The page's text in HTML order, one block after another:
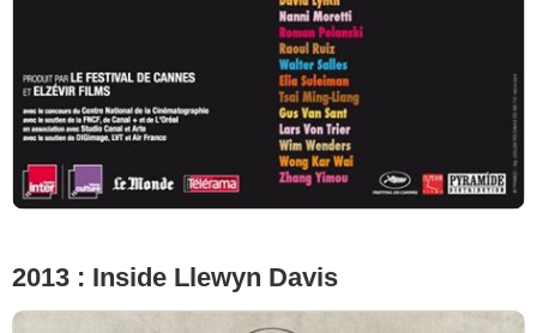
2013 : Inside Llewyn Davis